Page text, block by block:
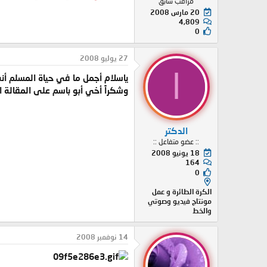
20 مارس 2008
4,809
0
الدكتر
:: عضو متفاعل ::
18 يونيو 2008
164
0
الكرة الطائرة و عمل
مونتاج فيديو وصوتي
والخط
27 يوليو 2008
ياسلام أجمل ما في حياة المسلم
وشكراً أخي أبو باسم على المقالة
14 نوفمبر 2008